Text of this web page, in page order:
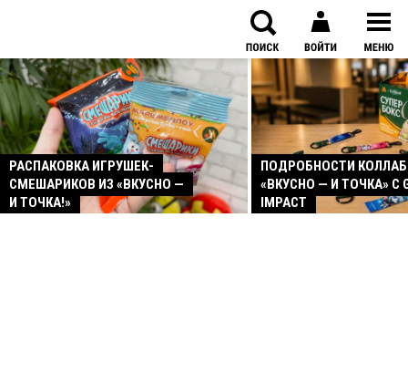
РАСПАКОВКА ИГРУШЕК-
СМЕШАРИКОВ ИЗ «ВКУСНО —
И ТОЧКА!»
ПОДРОБНОСТИ
«ВКУСНО — И ТОЧКА» С
IMPACT